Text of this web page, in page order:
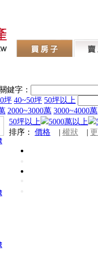
關鍵字：
坪 40~50坪 50坪以上
2000~3000萬 3000~4000萬
50坪以上 5000萬以上
排序： 價格 | 權狀 |